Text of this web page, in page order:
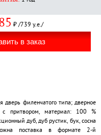
₽ /739 у.е./
дверь филенчатого типа; дверное
с притвором, материал: 100 %
дуб, дуб рустик, бук, сосна
поставка в формате 2-й